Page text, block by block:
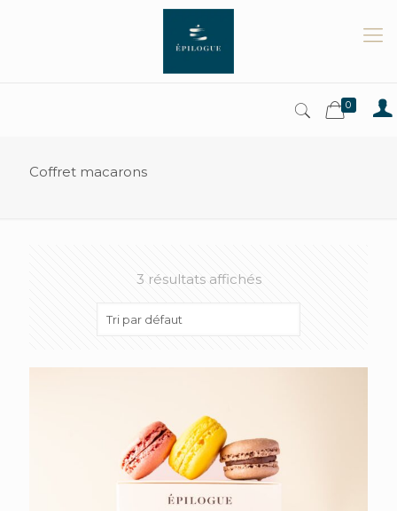
0
Coffret macarons
3 résultats affichés